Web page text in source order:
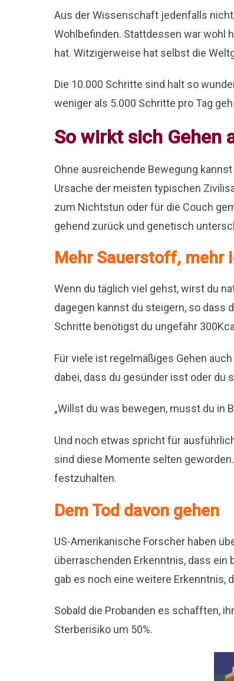
Aus der Wissenschaft jedenfalls
Wohlbefinden. Stattdessen war wohl
hat. Witzigerweise hat selbst die
Die 10.000 Schritte sind halt so
weniger als 5.000 Schritte pro Tag
So wirkt sich Gehen
Ohne ausreichende Bewegung
Ursache der meisten typischen
zum Nichtstun oder für die Couch
gehend zurück und genetisch
Mehr Sauerstoff, mehr
Wenn du täglich viel gehst, wirst du
dagegen kannst du steigern, so dass
Schritte benötigst du ungefähr
Für viele ist regelmäßiges Gehen
dabei, dass du gesünder isst oder du
„Willst du was bewegen, musst du in
Und noch etwas spricht für
sind diese Momente selten
festzuhalten.
Dem Tod davon gehen
US-Amerikanische Forscher haben
überraschenden Erkenntnis, dass
gab es noch eine weitere Erkenntnis,
Sobald die Probanden es schafften,
Sterberisiko um 50%.